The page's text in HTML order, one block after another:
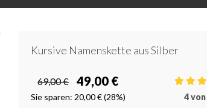
Kursive Namenskette aus Silber
69,00 € 49,00 €
Sie sparen: 20,00 €(28%) 4von